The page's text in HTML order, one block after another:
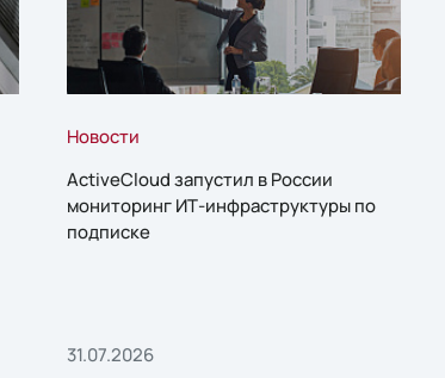
Новости
ActiveCloud запустил в России
мониторинг ИТ-инфраструктуры по
подписке
31.07.2026